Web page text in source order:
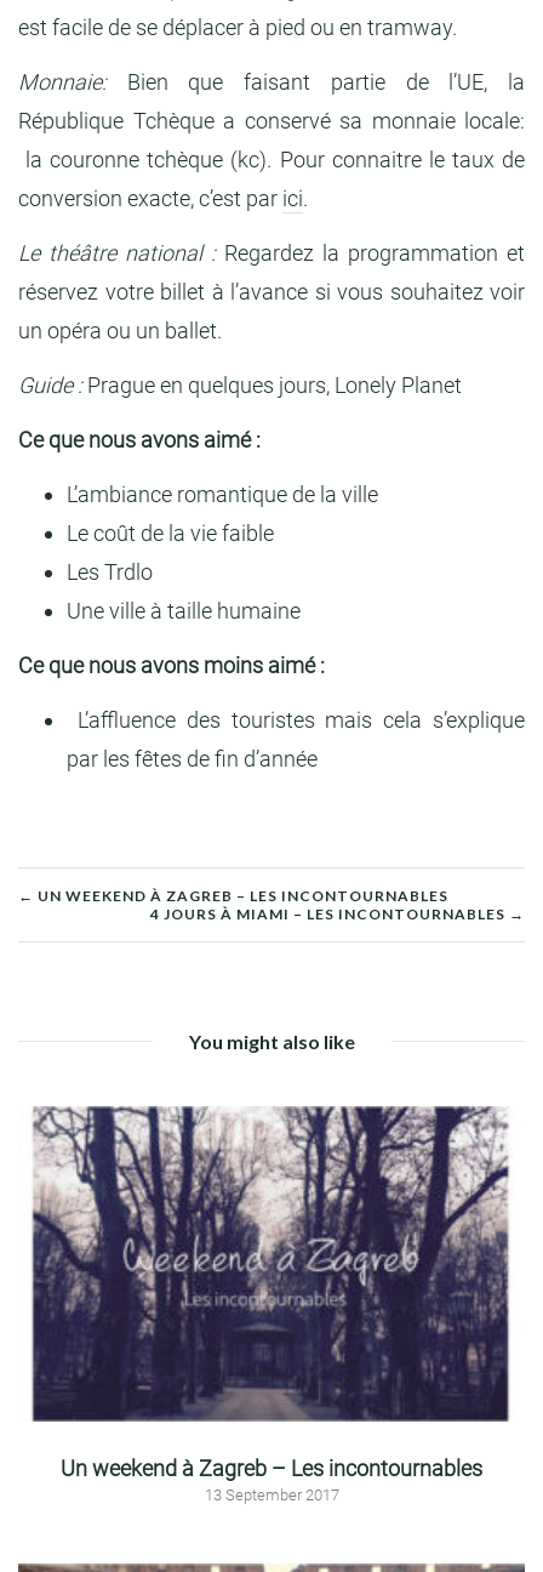
est facile de se déplacer à pied ou en tramway.
Monnaie:Bien que faisant partie de l’UE, la
République Tchèque a conservé sa monnaie locale:
la couronne tchèque (kc). Pour connaitre le taux de
conversion exacte, c’est par ici.
Le théâtre national :Regardez la programmation et
réservez votre billet à l’avance si vous souhaitez voir
un opéra ou un ballet.
Guide :Prague en quelques jours, Lonely Planet
Ce que nous avons aimé :
L’ambiance romantique de la ville
Le coût de la vie faible
Les Trdlo
Une ville à taille humaine
Ce que nous avons moins aimé :
L’affluence des touristes mais cela s’explique
par les fêtes de fin d’année
POST
← UN WEEKEND À ZAGREB – LES INCONTOURNABLES
4 JOURS À MIAMI – LES INCONTOURNABLES →
You might also like
Un weekend à Zagreb – Les incontournables
13 September 2017